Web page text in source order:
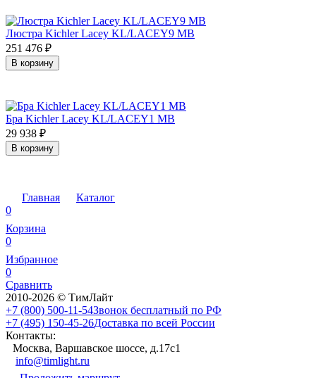
Люстра Kichler Lacey KL/LACEY9 MB
251 476 ₽
В корзину
Бра Kichler Lacey KL/LACEY1 MB
29 938 ₽
В корзину
Главная
Каталог
0
Корзина
0
Избранное
0
Сравнить
2010-2026 © ТимЛайт
+7 (800) 500-11-54Звонок бесплатный по РФ
+7 (495) 150-45-26Доставка по всей России
Контакты:
Москва, Варшавское шоссе, д.17c1
info@timlight.ru